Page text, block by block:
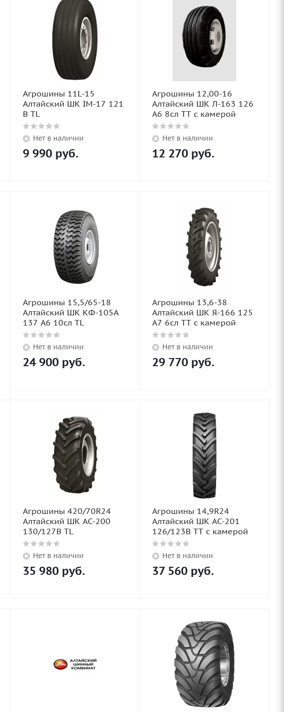
Агрошины 11L-15
Алтайский ШК IM-17 121
B TL
Нет в наличии
9 990 руб.
Агрошины 12,00-16
Алтайский ШК Л-163 126
A6 8сл TT с камерой
Нет в наличии
12 270 руб.
Агрошины 15,5/65-18
Алтайский ШК КФ-105А
137 A6 10сл TL
Нет в наличии
24 900 руб.
Агрошины 13,6-38
Алтайский ШК Я-166 125
A7 6сл TT с камерой
Нет в наличии
29 770 руб.
Агрошины 420/70R24
Алтайский ШК AC-200
130/127B TL
Нет в наличии
35 980 руб.
Агрошины 14,9R24
Алтайский ШК AC-201
126/123B TT с камерой
Нет в наличии
37 560 руб.